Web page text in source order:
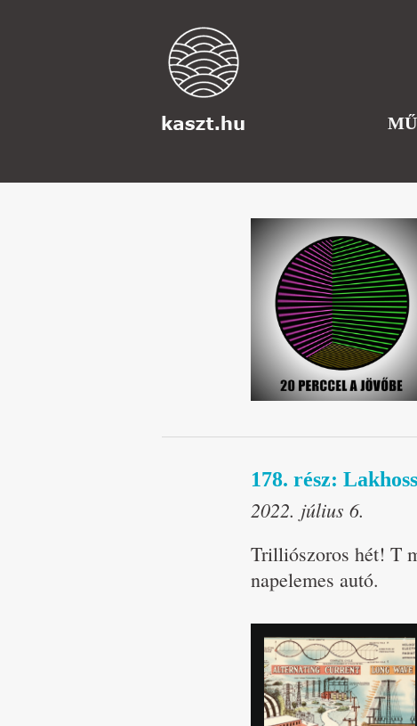
178. rész:
2022. július 6.
Trilliószoros hét! T
napelemes autó.